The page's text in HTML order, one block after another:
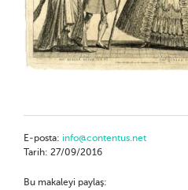
E-posta: info@contentus.net
Tarih: 27/09/2016
Bu makaleyi paylaş: